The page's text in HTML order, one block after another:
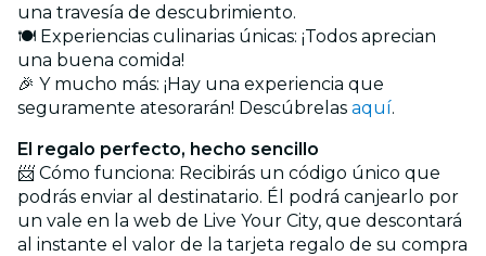
una travesía de descubrimiento.
🍽️ Experiencias culinarias únicas: ¡Todos aprecian
una buena comida!
🎉 Y mucho más: ¡Hay una experiencia que
seguramente atesorarán! Descúbrelas aquí.
El regalo perfecto, hecho sencillo
📨 Cómo funciona: Recibirás un código único que
podrás enviar al destinatario. Él podrá canjearlo por
un vale en la web de Live Your City, que descontará
al instante el valor de la tarjeta regalo de su compra